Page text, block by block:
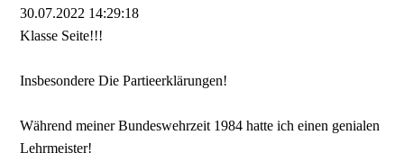
30.07.2022 14:29:18
Klasse Seite!!!
Insbesondere Die Partieerklärungen!
Während meiner Bundeswehrzeit 1984 hatte ich einen genialen
Lehrmeister!